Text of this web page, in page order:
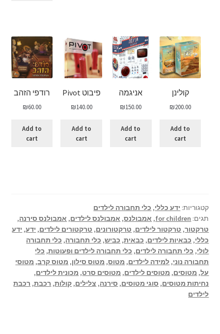
קולינן
₪200.00
Add to
cart
אניגמה
₪150.00
Add to
cart
פיבוט Pivot
₪140.00
Add to
cart
רודפי הזהב
₪60.00
Add to
cart
קטגוריות: ידע כללי, כלי תחבורה לילדים
תגים: for children
, אמבולנס, אמבולנס לילדים, אמבולנס סירנה,
טרקטור, טרקטור לילדים, טרקטורונים, טרקטורים לילדים, ידע, ידע
כללי, כבאיות לילדים, כבאית, כביש, כלי תחבורה, כלי תחבורה
לולי, כלי תחבורה לילדים, כלי תחבורה לילדים ופעוטות, כלי
תחבורה נוני, למידה לילדים, מטוס, מטוס סילון, מטוס קרב, מטוסי
על, מטוסים, מטוסים לילדים, מטוסים סרט, מכונית לילדים,
נחיתות מטוסים, סוגי מטוסים, סירנה, צלילים, קולות, רכבת, רכבת
לילדים